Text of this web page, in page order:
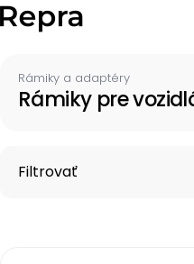
Rámiky a adaptéry
Rámiky pre
Filtrovať